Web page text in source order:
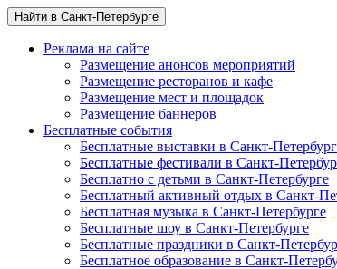
Найти в Санкт-Петербурге
Реклама на сайте
Размещение анонсов мероприятий
Размещение ресторанов и кафе
Размещение мест и площадок
Размещение баннеров
Бесплатные события
Бесплатные выставки в Санкт-
Бесплатные фестивали в Санкт-
Бесплатно с детьми в Санкт-Петербурге
Бесплатный активный отдых в Санкт-
Бесплатная музыка в Санкт-Петербурге
Бесплатные шоу в Санкт-Петербурге
Бесплатные праздники в Санкт-
Бесплатное образование в Санкт-